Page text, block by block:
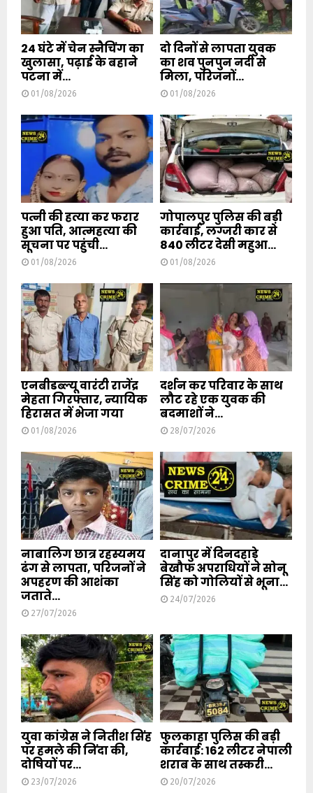
24 घंटे में चेन स्नैचिंग का
खुलासा, पढ़ाई के बहाने
पटना में...
01/08/2026
दो दिनों से लापता युवक
का शव पुनपुन नदी से
मिला, परिजनों...
01/08/2026
पत्नी की हत्या कर फरार
हुआ पति, आत्महत्या की
सूचना पर पहुंची...
01/08/2026
गोपालपुर पुलिस की बड़ी
कार्रवाई, लग्जरी कार से
840 लीटर देसी महुआ...
01/08/2026
एनबीडब्ल्यू वारंटी राजेंद्र
मेहता गिरफ्तार, न्यायिक
हिरासत में भेजा गया
01/08/2026
दर्शन कर परिवार के साथ
लौट रहे एक युवक की
बदमाशों ने...
28/07/2026
नाबालिग छात्र रहस्यमय
ढंग से लापता, परिजनों ने
अपहरण की आशंका
जताते...
27/07/2026
दानापुर में दिनदहाड़े
बेखौफ अपराधियों ने सोनू
सिंह को गोलियों से भूना...
24/07/2026
युवा कांग्रेस ने नितीश सिंह
पर हमले की निंदा की,
दोषियों पर...
23/07/2026
फुलकाहा पुलिस की बड़ी
कार्रवाई: 162 लीटर नेपाली
शराब के साथ तस्करी...
20/07/2026